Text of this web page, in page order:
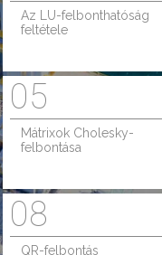
Az LU-felbonthatóság
feltétele
05
Mátrixok Cholesky-
felbontása
08
QR-felbontás